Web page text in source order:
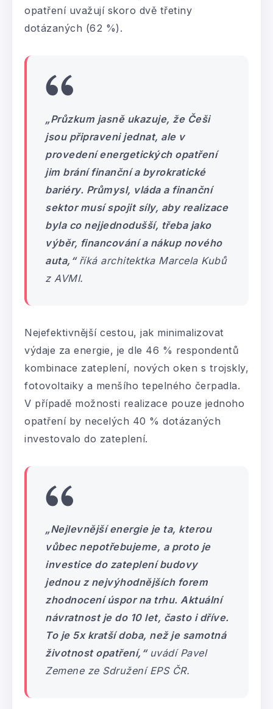
opatření uvažují skoro dvě třetiny
dotázaných (62 %).
„Průzkum jasně ukazuje, že Češi
jsou připraveni jednat, ale v
provedení energetických opatření
jim brání finanční a byrokratické
bariéry. Průmysl, vláda a finanční
sektor musí spojit síly, aby realizace
byla co nejjednodušší, třeba jako
výběr, financování a nákup nového
auta,“říká architektka Marcela Kubů
z AVMI.
Nejefektivnější cestou, jak minimalizovat
výdaje za energie, je dle 46 % respondentů
kombinace zateplení, nových oken s trojskly,
fotovoltaiky a menšího tepelného čerpadla.
V případě možnosti realizace pouze jednoho
opatření by necelých 40 % dotázaných
investovalo do zateplení.
„Nejlevnější energie je ta, kterou
vůbec nepotřebujeme, a proto je
investice do zateplení budovy
jednou z nejvýhodnějších forem
zhodnocení úspor na trhu. Aktuální
návratnost je do 10 let, často i dříve.
To je 5x kratší doba, než je samotná
životnost opatření,“uvádí Pavel
Zemene ze Sdružení EPS ČR.